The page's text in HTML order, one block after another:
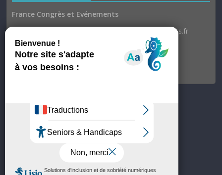
France Congrès et Evénements
Email : communication@france-congres-evenements.fr
Heures d’ouverture
Du lundi au jeudi : 9h30–17h
Vendredi : 9h30–17h00
Site hébergé par OVH